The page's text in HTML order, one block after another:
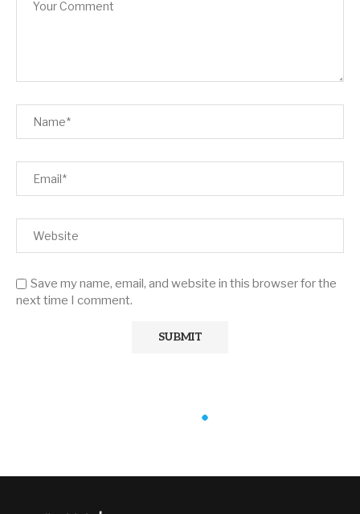
Save my name, email, and website in this browser for the
next time I comment.